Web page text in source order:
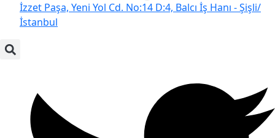
İzzet Paşa, Yeni Yol Cd. No:14 D:4, Balcı İş Hanı - Şişli/
İstanbul